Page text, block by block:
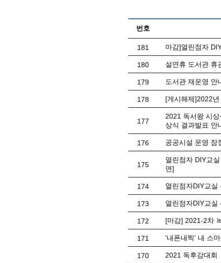
번호
181 마감]열린점자
180 설연휴 도서관 휴
179 도서관 재운영 안
178 [게시해제]2022
177
2021 독서왕 시
상식 결과발표 안
176 공공시설 운영 잠
175
열린점자 DIY교
면]
174 열린점자DIY교
173 열린점자DIY교
172 [마감] 2021-2차
171 '내폰내찍' 내 스
170 2021 독후감대회